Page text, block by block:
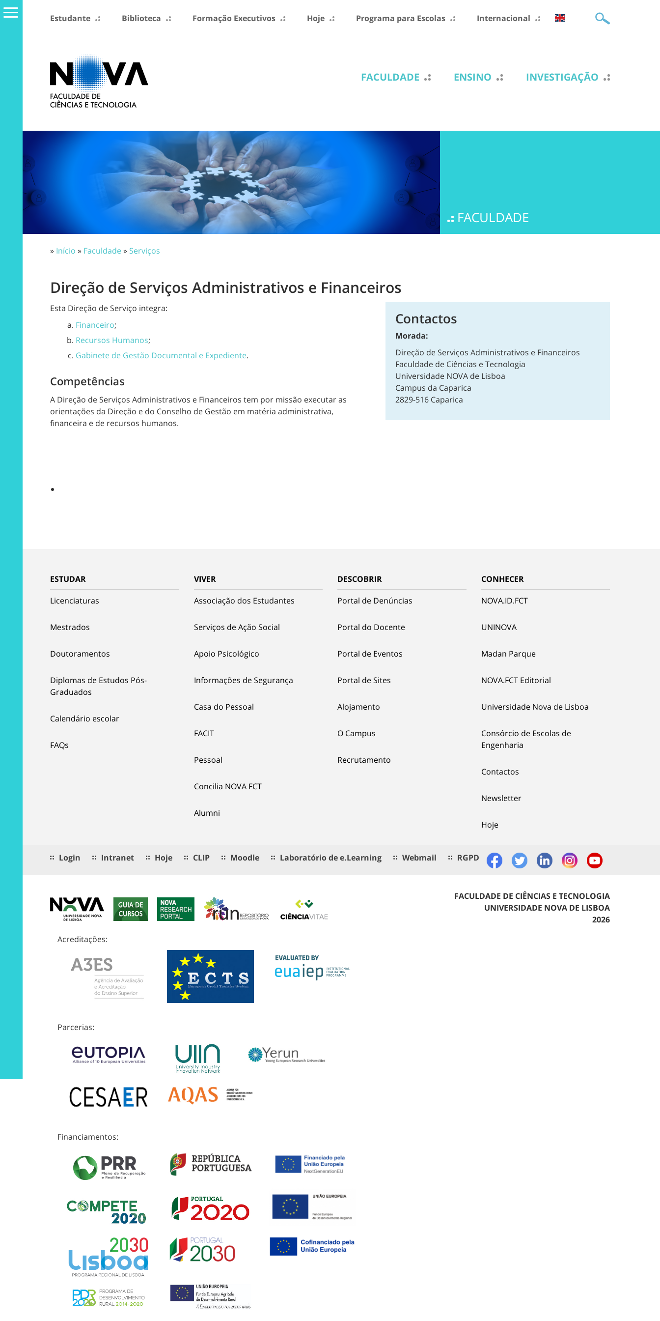
Estudante Biblioteca Formação Executivos Hoje Programa para Escolas Internacional
FACULDADE ENSINO INVESTIGAÇÃO
FACULDADE
» Início » Faculdade» Serviços
Direção de Serviços Administrativos e Financeiros
Esta Direção de Serviço integra:
Financeiro;
Recursos Humanos;
Gabinete de Gestão Documental e Expediente.
Competências
A Direção de Serviços Administrativos e Financeiros tem por missão executar as
orientações da Direção e do Conselho de Gestão em matéria administrativa,
financeira e de recursos humanos.
Contactos
Morada:
Direção de Serviços Administrativos e Financeiros
Faculdade de Ciências e Tecnologia
Universidade NOVA de Lisboa
Campus da Caparica
2829-516 Caparica
ESTUDAR
Licenciaturas
Mestrados
Doutoramentos
Diplomas de Estudos Pós-
Graduados
Calendário escolar
FAQs
VIVER
Associação dos Estudantes
Serviços de Ação Social
Apoio Psicológico
Informações de Segurança
Casa do Pessoal
FACIT
Pessoal
Concilia NOVA FCT
Alumni
DESCOBRIR
Portal de Denúncias
Portal do Docente
Portal de Eventos
Portal de Sites
Alojamento
O Campus
Recrutamento
CONHECER
NOVA.ID.FCT
UNINOVA
Madan Parque
NOVA.FCT Editorial
Universidade Nova de Lisboa
Consórcio de Escolas de
Engenharia
Contactos
Newsletter
Hoje
Login Intranet Hoje CLIP Moodle Laboratório de e.Learning Webmail RGPD
Acreditações:
Parcerias:
Financiamentos:
FACULDADE DE CIÊNCIAS E TECNOLOGIA
UNIVERSIDADE NOVA DE LISBOA
2026